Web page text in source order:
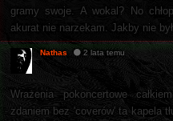
gramy swoje. A wokal? No
akurat nie narzekam. Jakby nie
Nathas 2 lata temu
Wrażenia pokoncertowe
zdaniem bez 'coverów' ta kapela